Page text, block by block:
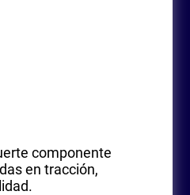
componente
en tracción,